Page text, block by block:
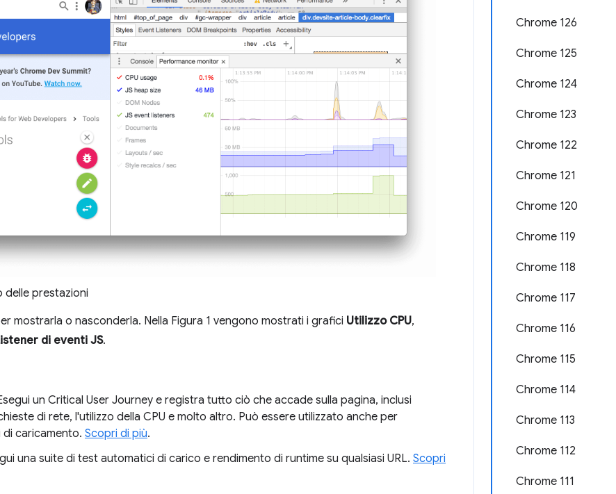
Chrome 126
Chrome 125
Chrome 124
Chrome 123
Chrome 122
Chrome 121
Chrome 120
Chrome 119
Chrome 118
Chrome 117
Chrome 116
Chrome 115
Chrome 114
Chrome 113
Chrome 112
Chrome 111
delle prestazioni
mostrarla o nasconderla. Nella Figura 1 vengono mostrati i grafici Utilizzo CPU,
di eventi JS.
un Critical User Journey e registra tutto ciò che accade sulla pagina, inclusi
di rete, l'utilizzo della CPU e molto altro. Può essere utilizzato anche per
di caricamento. Scopri di più.
una suite di test automatici di carico e rendimento di runtime su qualsiasi URL. Scopri